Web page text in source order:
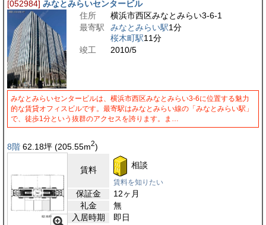
[052984] みなとみらいセンタービル
住所
横浜市西区みなとみらい3-6-1
最寄駅
みなとみらい駅1分
桜木町駅11分
竣工
2010/5
みなとみらいセンタービルは、横浜市西区みなとみらい3-6に位置する魅力
的な賃貸オフィスビルです。最寄駅はみなとみらい線の「みなとみらい駅」
で、徒歩1分という抜群のアクセスを誇ります。ま…
8階 62.18坪 (205.55m2)
賃料 相談
賃料を知りたい
保証金
12ヶ月
礼金
無
入居時期
即日